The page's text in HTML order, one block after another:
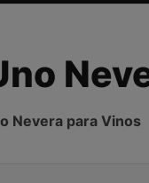
Nevera para Vinos